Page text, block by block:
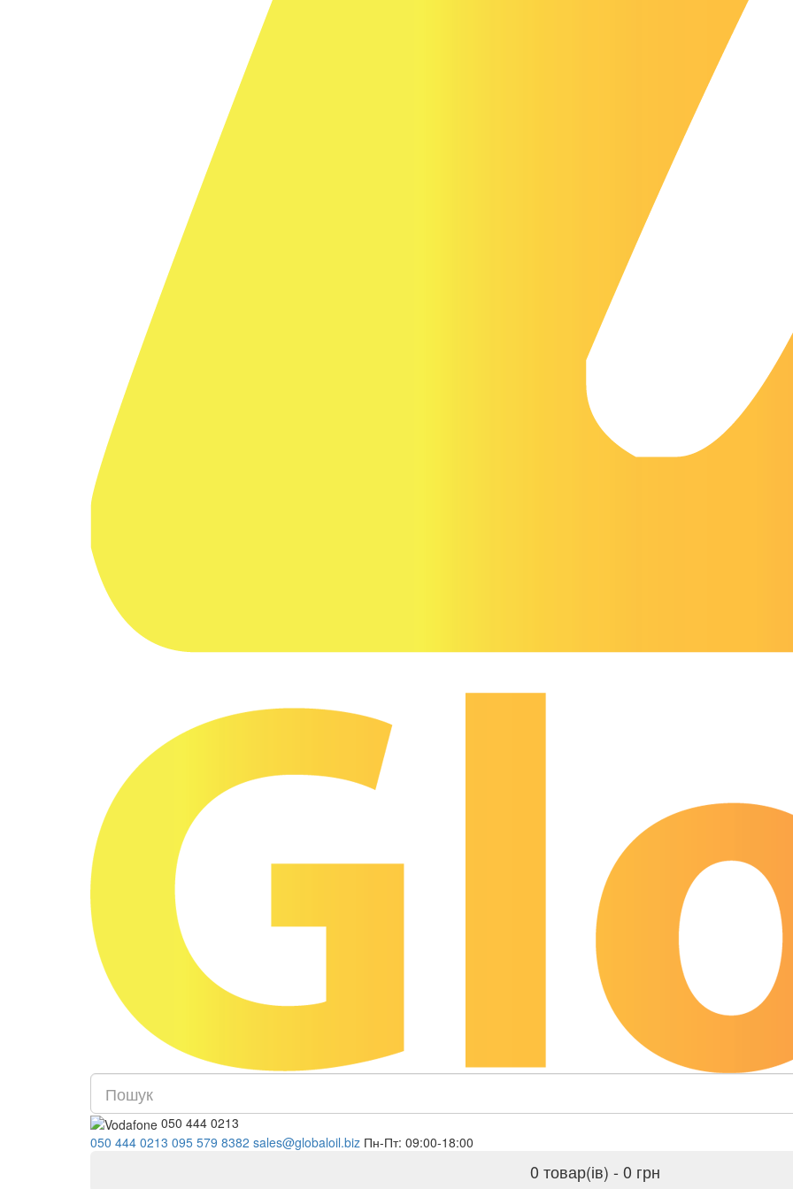
050 444 0213
050 444 0213
095 579 8382 sales@globaloil.biz
0 товар(ів) - 0 грн